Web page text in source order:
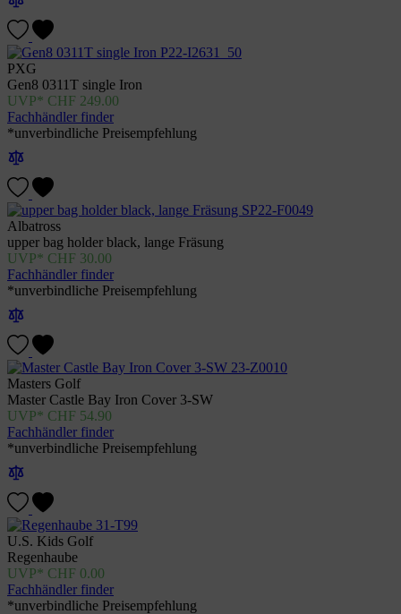
PXG
Gen8 0311T single Iron
CHF 249.00
Fachhändler finder
*unverbindliche Preisempfehlung
Albatross
upper bag holder black, lange Fräsung
CHF 30.00
Fachhändler finder
*unverbindliche Preisempfehlung
Masters Golf
Master Castle Bay Iron Cover 3-SW
CHF 54.90
Fachhändler finder
*unverbindliche Preisempfehlung
U.S. Kids Golf
Regenhaube
CHF 0.00
Fachhändler finder
*unverbindliche Preisempfehlung